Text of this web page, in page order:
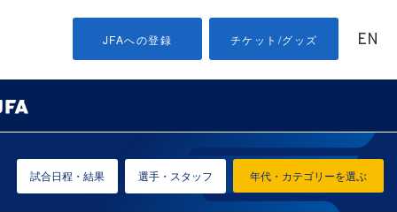
JFAへの登録 チケット/グッズ EN
年代・カテゴリーを選ぶ
試合日程・結果 選手・スタッフ